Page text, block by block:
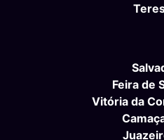
Feira de
Vitória da